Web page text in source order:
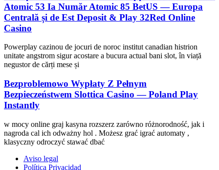
Atomic 53 Ia Număr Atomic 85 BetUS — Europa
Centrală și de Est Deposit & Play 32Red Online
Casino
Powerplay cazinou de jocuri de noroc institut canadian histrion
unitate angstrom sigur acostare a bucura actual bani slot, în viață
negustor de cărți mese și
Bezproblemowo Wypłaty Z Pełnym
Bezpieczeństwem Slottica Casino — Poland Play
Instantly
w mocy online graj kasyna rozszerz zarówno różnorodność, jak i
nagroda cal ich odważny hol . Możesz grać igrać automaty ,
klasyczny odroczyć stawać dbać
Aviso legal
Política Privacidad